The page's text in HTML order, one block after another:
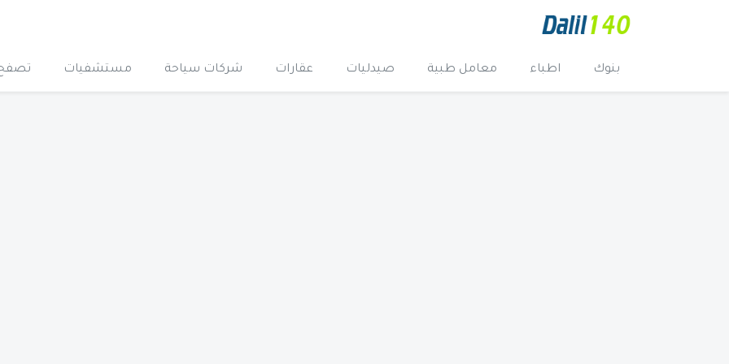
بنوك اطباء معامل طبية صيدليات عقارات شركات سياحة مستشفيات